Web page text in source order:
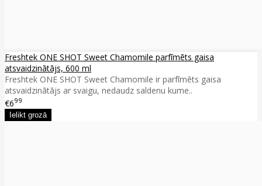
Freshtek ONE SHOT Sweet Chamomile parfīmēts gaisa
atsvaidzinātājs, 600 ml
Freshtek ONE SHOT Sweet Chamomile ir parfīmēts gaisa
atsvaidzinātājs ar svaigu, nedaudz saldenu kume..
€699